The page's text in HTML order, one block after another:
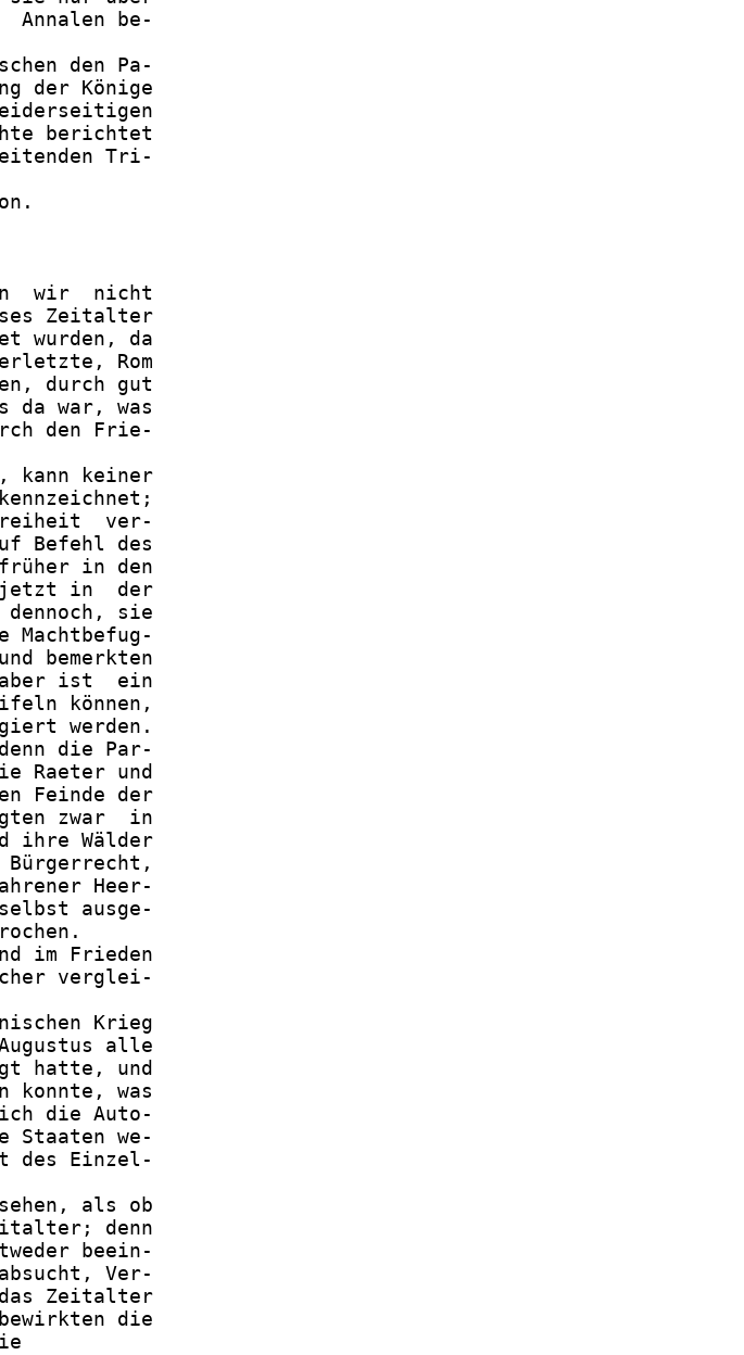
Annalen be-
den Pa-
der Könige
berichtet
Tri-
wir  nicht
Zeitalter
wurden, da
Rom
durch gut
da war, was
den Frie-
kann keiner
ver-
Befehl des
in den
in  der
dennoch, sie
Machtbefug-
bemerkten
ist  ein
können,
werden.
die Par-
Raeter und
Feinde der
zwar  in
ihre Wälder
Heer-
ausge-
im Frieden
verglei-
Krieg
alle
hatte, und
konnte, was
die Auto-
Staaten we-
des Einzel-
als ob
denn
beein-
Ver-
Zeitalter
die